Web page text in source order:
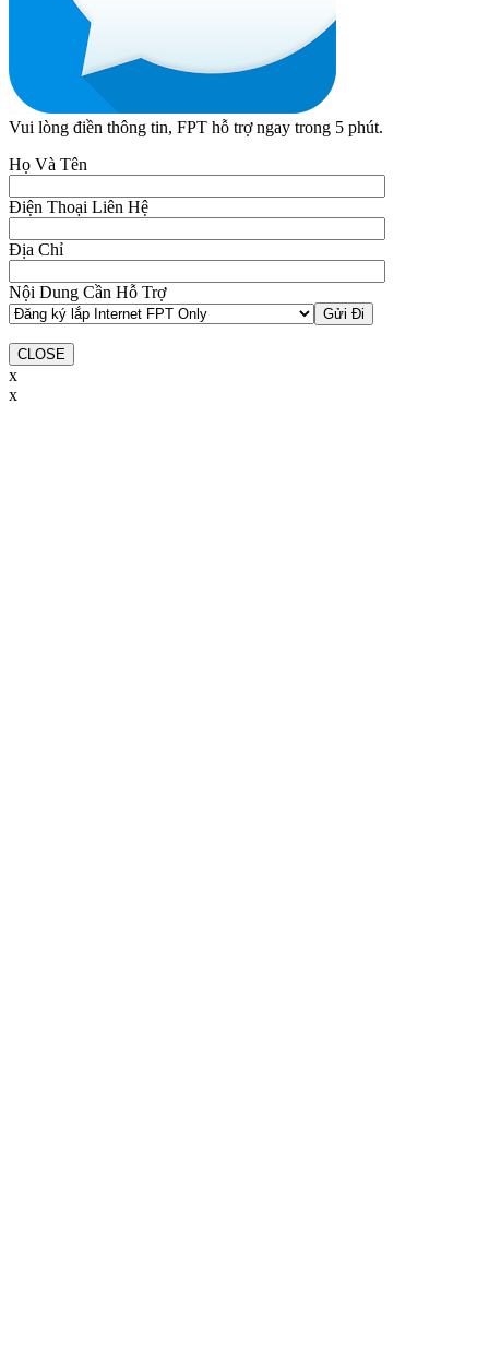
Vui lòng điền thông tin, FPT hỗ trợ ngay trong 5 phút.
Họ Và Tên
Điện Thoại Liên Hệ
Địa Chỉ
Nội Dung Cần Hỗ Trợ
CLOSE
x
x